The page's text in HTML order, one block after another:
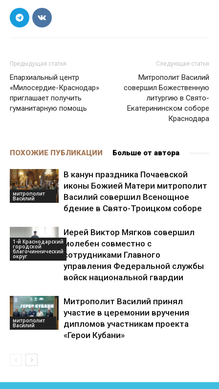
Предыдущая статья
Епархиальный центр
«Милосердие-Краснодар»
приглашает получить
гуманитарную помощь
Следующая статья
Митрополит Василий
совершил Божественную
литургию в Свято-
Екатерининском соборе
Краснодара
ПОХОЖИЕ ПУБЛИКАЦИИ Больше от автора
митрополит
Василий
В канун праздника Почаевской
иконы Божией Матери митрополит
Василий совершил Всенощное
бдение в Свято-Троицком соборе
1-й Краснодарский
городской
благочиннический
округ
Иерей Виктор Мягков совершил
молебен совместно с
сотрудниками Главного
управления Федеральной службы
войск национальной гвардии
митрополит
Василий
Митрополит Василий принял
участие в церемонии вручения
дипломов участникам проекта
«Герои Кубани»